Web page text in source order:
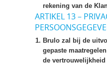
rekening van de
ARTIKEL 13 –
Brulo zal bij de
gepaste
de